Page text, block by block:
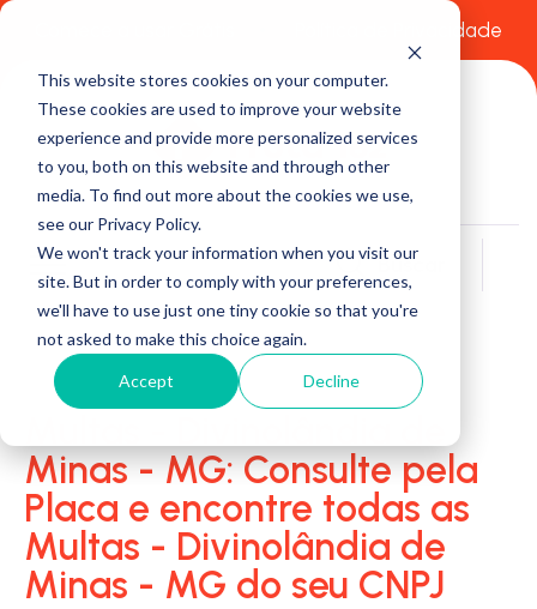
This website stores cookies on your computer.
These cookies are used to improve your website
experience and provide more personalized services
to you, both on this website and through other
media. To find out more about the cookies we use,
see our Privacy Policy.
We won't track your information when you visit our
site. But in order to comply with your preferences,
we'll have to use just one tiny cookie so that you're
not asked to make this choice again.
Accept Decline
Política de Privacidade
Buscar
Minas - MG: Consulte pela
Placa e encontre todas as
Multas - Divinolândia de
Minas - MG do seu CNPJ